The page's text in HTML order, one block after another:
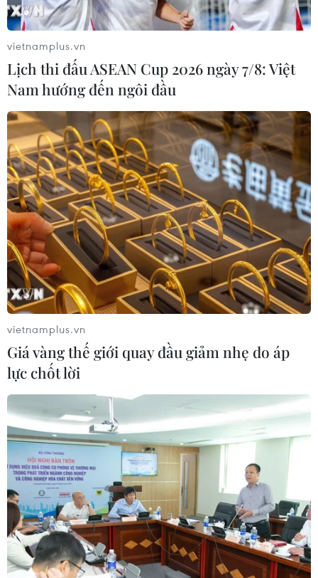
Nhiều tuyến đường tại Quảng Bình bị
ngập, chia cắt sau bão số 4-Noru
28/09/2022 22:59
Do ảnh hưởng của báo số 4, tỉnh Quảng Bình đã có
mưa to trên diện rộng, nhất là xã miền núi, vùng cao,
khu vực biên giới, gây ngập nhiều ngầm tràn và các
tuyến đường giao thông.
vietnamplus.vn
Lịch thi đấu ASEAN Cup 2026 ngày 7/8: Việt
Nam hướng đến ngôi đầu
vietnamplus.vn
Giá vàng thế giới quay đầu giảm nhẹ do áp
lực chốt lời